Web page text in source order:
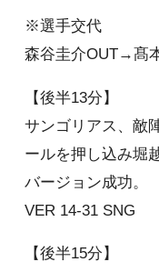
※選手交代
森谷圭介OUT→髙
【後半13分】
サンゴリアス、敵
ールを押し込み堀
バージョン成功。
VER 14-31 SNG
【後半15分】